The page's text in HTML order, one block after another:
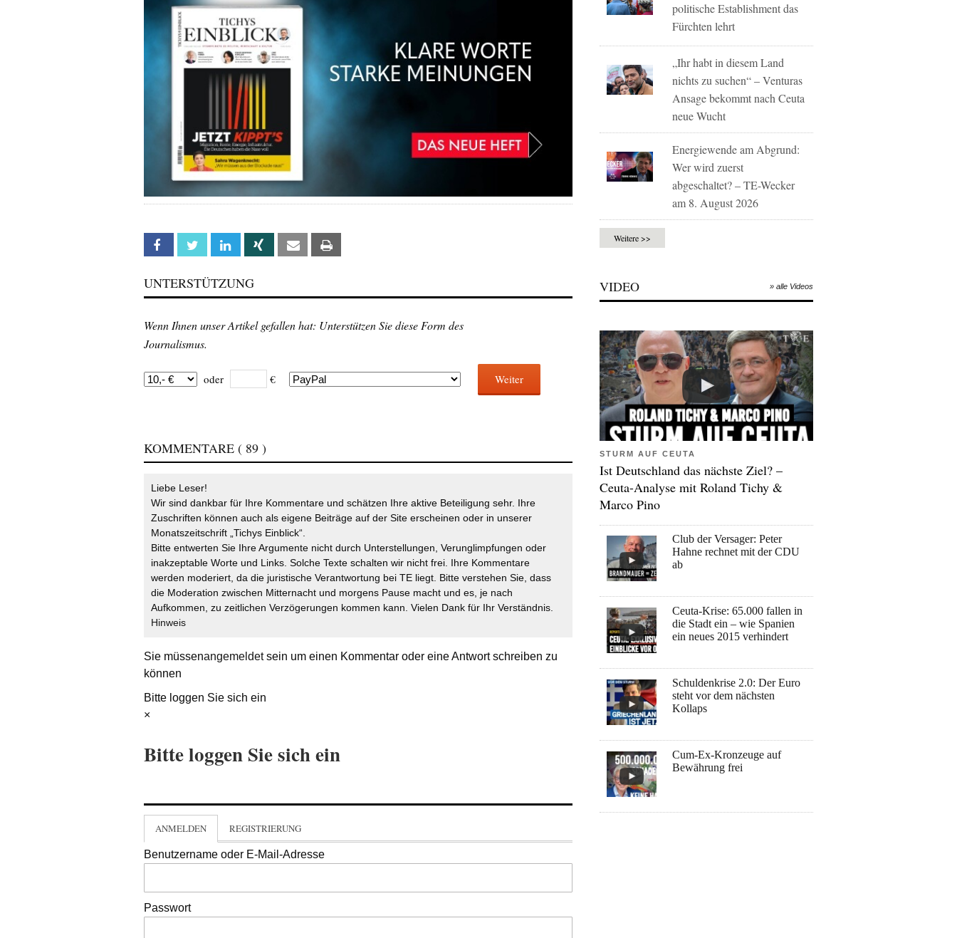
Facebook Twitter Linkedin Xing Email
UNTERSTÜTZUNG
Wenn Ihnen unser Artikel gefallen hat: Unterstützen Sie diese Form des
Journalismus.
oder € Weiter
KOMMENTARE ( 89 )
Liebe Leser!
Wir sind dankbar für Ihre Kommentare und schätzen Ihre aktive Beteiligung sehr. Ihre
Zuschriften können auch als eigene Beiträge auf der Site erscheinen oder in unserer
Monatszeitschrift „Tichys Einblick“.
Bitte entwerten Sie Ihre Argumente nicht durch Unterstellungen, Verunglimpfungen oder
inakzeptable Worte und Links. Solche Texte schalten wir nicht frei. Ihre Kommentare
werden moderiert, da die juristische Verantwortung bei TE liegt. Bitte verstehen Sie, dass
die Moderation zwischen Mitternacht und morgens Pause macht und es, je nach
Aufkommen, zu zeitlichen Verzögerungen kommen kann. Vielen Dank für Ihr Verständnis.
Hinweis
Sie müssenangemeldetsein um einen Kommentar oder eine Antwort schreiben zu
können
Bitte loggen Sie sich ein
×
Bitte loggen Sie sich ein
ANMELDEN REGISTRIERUNG
Benutzername oder E-Mail-Adresse
Passwort
politische Establishment das
Fürchten lehrt
„Ihr habt in diesem Land
nichts zu suchen“ – Venturas
Ansage bekommt nach Ceuta
neue Wucht
Energiewende am Abgrund:
Wer wird zuerst
abgeschaltet? – TE-Wecker
am 8. August 2026
Weitere >>
VIDEO » alle Videos
STURM AUF CEUTA
Ist Deutschland das nächste Ziel? –
Ceuta-Analyse mit Roland Tichy &
Marco Pino
Club der Versager: Peter
Hahne rechnet mit der CDU
ab
Ceuta-Krise: 65.000 fallen in
die Stadt ein – wie Spanien
ein neues 2015 verhindert
Schuldenkrise 2.0: Der Euro
steht vor dem nächsten
Kollaps
Cum-Ex-Kronzeuge auf
Bewährung frei